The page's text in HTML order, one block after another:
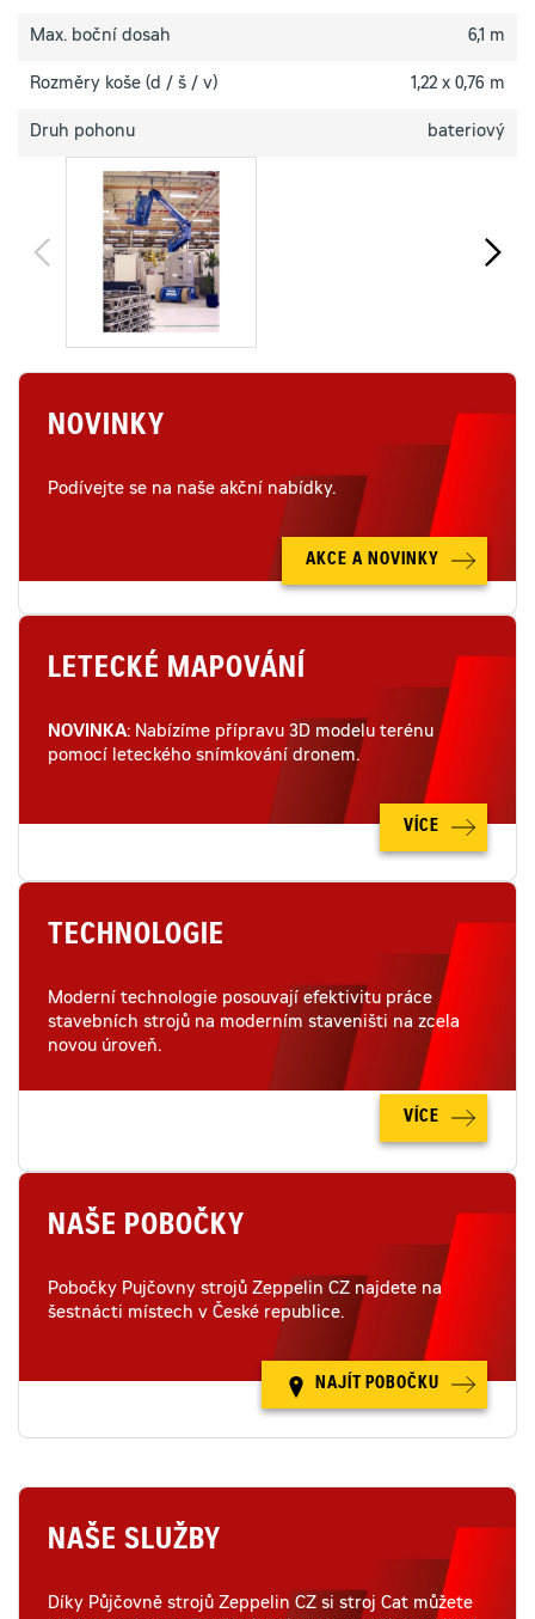
Max. boční dosah 6,1 m
Rozměry koše (d / š / v) 1,22 x 0,76 m
Druh pohonu bateriový
NOVINKY
Podívejte se na naše akční nabídky.
AKCE A NOVINKY
LETECKÉ MAPOVÁNÍ
NOVINKA: Nabízíme přípravu 3D modelu terénu
pomocí leteckého snímkování dronem.
VÍCE
TECHNOLOGIE
Moderní technologie posouvají efektivitu práce
stavebních strojů na moderním staveništi na zcela
novou úroveň.
VÍCE
NAŠE POBOČKY
Pobočky Pujčovny strojů Zeppelin CZ najdete na
šestnácti místech v České republice.
NAJÍT POBOČKU
NAŠE SLUŽBY
Díky Půjčovně strojů Zeppelin CZ si stroj Cat můžete